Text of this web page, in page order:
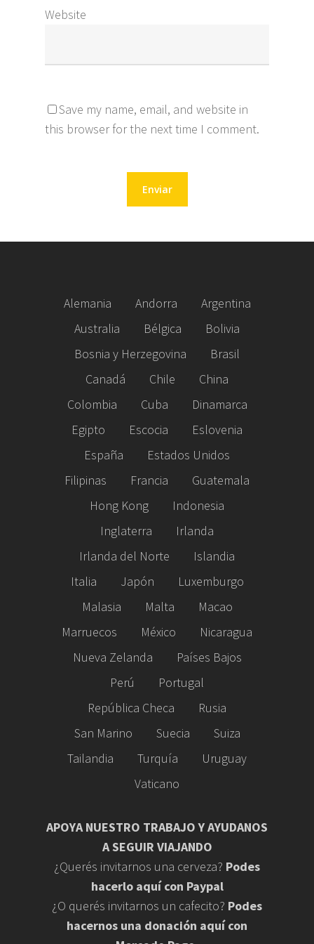
Website
Save my name, email, and website in
this browser for the next time I comment.
Alemania Andorra
Argentina
Australia
Bélgica
Bolivia
Bosnia y Herzegovina
Brasil
Canadá
Chile
China
Colombia
Cuba
Dinamarca
Egipto
Escocia
Eslovenia
España
Estados Unidos
Filipinas
Francia
Guatemala
Hong Kong
Indonesia
Inglaterra
Irlanda
Irlanda del Norte
Islandia
Italia
Japón
Luxemburgo
Malasia
Malta
Macao
Marruecos
México
Nicaragua
Nueva Zelanda
Países Bajos
Perú
Portugal
República Checa
Rusia
San Marino
Suecia
Suiza
Tailandia
Turquía
Uruguay
Vaticano
APOYA NUESTRO TRABAJO Y AYUDANOS
A SEGUIR VIAJANDO
¿Querés invitarnos una cerveza? Podes
hacerlo aquí con Paypal
¿O querés invitarnos un cafecito? Podes
hacernos una donación aquí con